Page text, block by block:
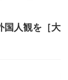
国人観を［大